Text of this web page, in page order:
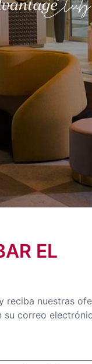
EL
reciba nuestras
su correo